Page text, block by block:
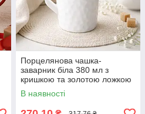
Порцелянова чашка-
заварник біла 380 мл з
кришкою та золотою ложкою
В наявності